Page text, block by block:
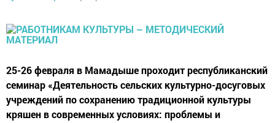
25-26 февраля в Мамадыше проходит республиканский
семинар «Деятельность сельских культурно-досуговых
учреждений по сохранению традиционной культуры
кряшен в современных условиях: проблемы и